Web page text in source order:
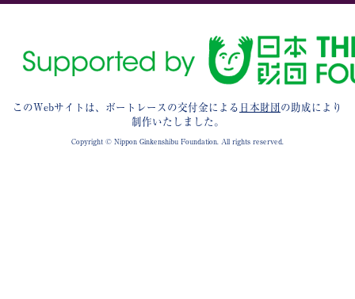
このWebサイトは、ボートレースの交付金による 日本財団の助成により
制作いたしました。
Copyright © Nippon Ginkenshibu Foundation. All rights reserved.